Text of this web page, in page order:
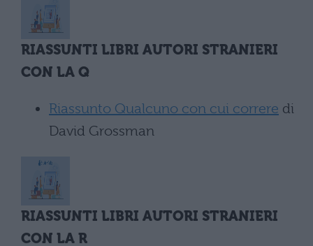
RIASSUNTI LIBRI AUTORI STRANIERI
CON LA Q
Riassunto Qualcuno con cui correre di
David Grossman
RIASSUNTI LIBRI AUTORI STRANIERI
CON LA R